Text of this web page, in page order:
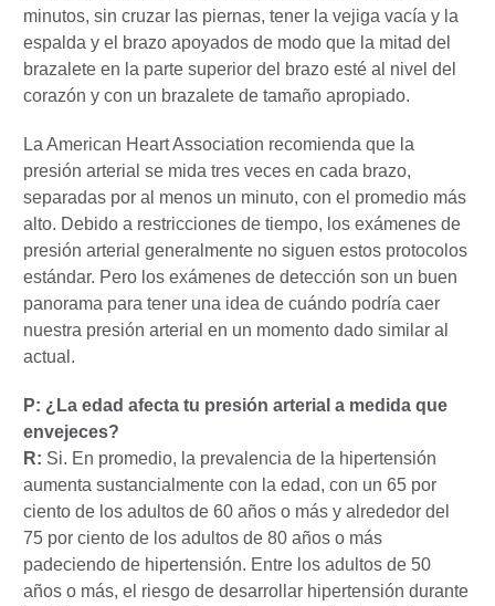
minutos, sin cruzar las piernas, tener la vejiga vacía y la
espalda y el brazo apoyados de modo que la mitad del
brazalete en la parte superior del brazo esté al nivel del
corazón y con un brazalete de tamaño apropiado.
La American Heart Association recomienda que la
presión arterial se mida tres veces en cada brazo,
separadas por al menos un minuto, con el promedio más
alto. Debido a restricciones de tiempo, los exámenes de
presión arterial generalmente no siguen estos protocolos
estándar. Pero los exámenes de detección son un buen
panorama para tener una idea de cuándo podría caer
nuestra presión arterial en un momento dado similar al
actual.
P: ¿La edad afecta tu presión arterial a medida que
envejeces?
R: Si. En promedio, la prevalencia de la hipertensión
aumenta sustancialmente con la edad, con un 65 por
ciento de los adultos de 60 años o más y alrededor del
75 por ciento de los adultos de 80 años o más
padeciendo de hipertensión. Entre los adultos de 50
años o más, el riesgo de desarrollar hipertensión durante